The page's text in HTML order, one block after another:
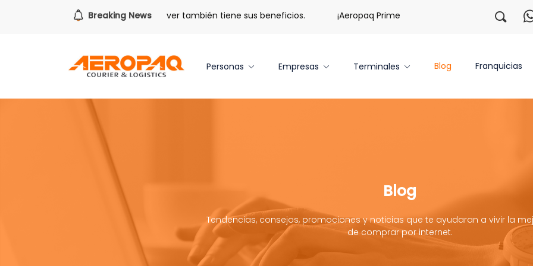
Breaking News
Para todo lo que viene. Volver también tiene sus beneficios. ¡Aeropaq Prime TE DA MÁS! ¡Regístrate
Personas Empresas Terminales Blog Franquicias
Blog
Tendencias, consejos, promociones y noticias que te ayudaran a vivir la
de comprar por internet.